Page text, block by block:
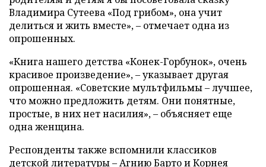
Владимира Сутеева «Под грибом», она учит
делиться и жить вместе», – отмечает одна из
опрошенных.
«Книга нашего детства «Конек-Горбунок», очень
красивое произведение», – указывает другая
опрошенная. «Советские мультфильмы – лучшее,
что можно предложить детям. Они понятные,
простые, в них нет насилия», – объясняет еще
одна женщина.
Респонденты также вспомнили классиков
детской литературы – Агнию Барто и Корнея